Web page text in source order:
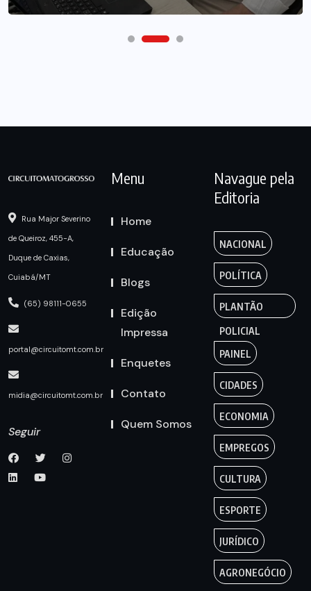
Rua Major Severino
de Queiroz, 455-A,
Duque de Caxias,
Cuiabá/MT
(65) 98111-0655
portal@circuitomt.com.br
midia@circuitomt.com.br
Seguir
Menu
Home
Educação
Blogs
Edição
Impressa
Enquetes
Contato
Quem Somos
Navague pela
Editoria
NACIONAL
POLÍTICA
PLANTÃO
POLICIAL
PAINEL
CIDADES
ECONOMIA
EMPREGOS
CULTURA
ESPORTE
JURÍDICO
AGRONEGÓCIO